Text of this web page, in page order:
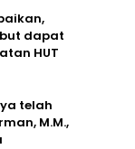
dapat
HUT
telah
M.M.,